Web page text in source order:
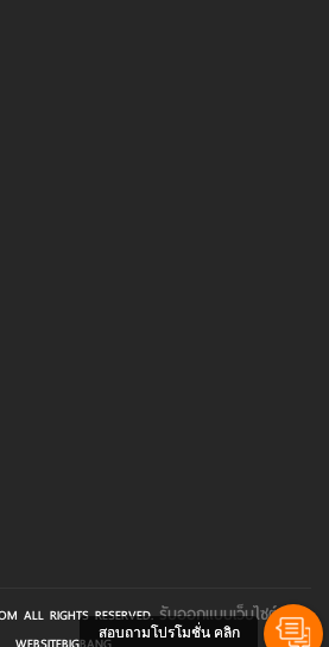
ALL RIGHTS RESERVED.รับออกแบบเว็บไซต์BY
สอบถามโปรโมชั่น คลิก